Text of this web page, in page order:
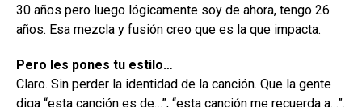
30 años pero luego lógicamente soy de ahora, tengo 26
años. Esa mezcla y fusión creo que es la que impacta.
Pero les pones tu estilo…
Claro. Sin perder la identidad de la canción. Que la gente
diga “esta canción es de…”, “esta canción me recuerda a…”.